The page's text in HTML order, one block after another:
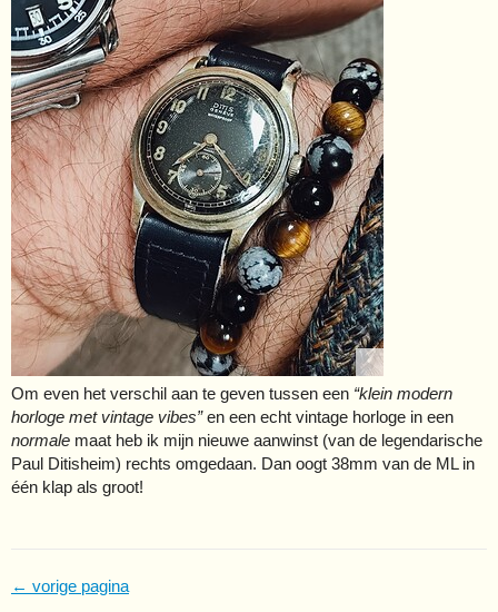
Om even het verschil aan te geven tussen een “klein modern
horloge met vintage vibes”en een echt vintage horloge in een
normale maat heb ik mijn nieuwe aanwinst (van de legendarische
Paul Ditisheim) rechts omgedaan. Dan oogt 38mm van de ML in
één klap als groot!
← vorige pagina